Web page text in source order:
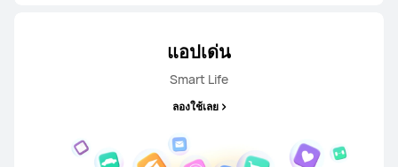
แอปเด่น
Smart Life
ลองใช้เลย